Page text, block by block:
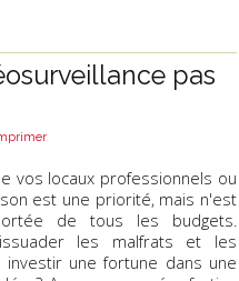
pas
vos locaux professionnels ou
est une priorité, mais n'est
de tous les budgets.
les malfrats et les
investir une fortune dans une